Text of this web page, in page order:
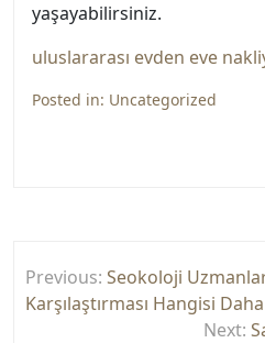
yaşayabilirsiniz.
uluslararası evden eve
Posted in: Uncategorized
gezinmesi
Previous: Seokoloji
Karşılaştırması Hangisi
Next: